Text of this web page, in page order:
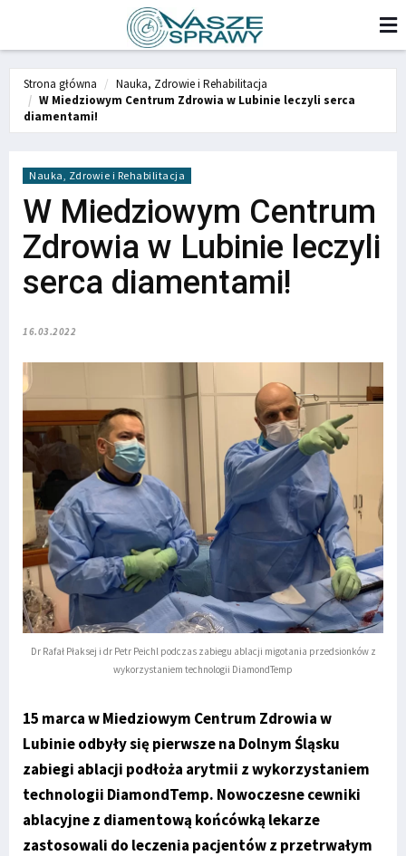
Strona główna
Nauka, Zdrowie i Rehabilitacja
W Miedziowym Centrum Zdrowia w Lubinie leczyli serca
diamentami!
Nauka, Zdrowie i Rehabilitacja
W Miedziowym Centrum
Zdrowia w Lubinie leczyli
serca diamentami!
16.03.2022
Dr Rafał Płaksej i dr Petr Peichl podczas zabiegu ablacji migotania przedsionków z
wykorzystaniem technologii DiamondTemp
15 marca w Miedziowym Centrum Zdrowia w
Lubinie odbyły się pierwsze na Dolnym Śląsku
zabiegi ablacji podłoża arytmii z wykorzystaniem
technologii DiamondTemp. Nowoczesne cewniki
ablacyjne z diamentową końcówką lekarze
zastosowali do leczenia pacjentów z przetrwałym